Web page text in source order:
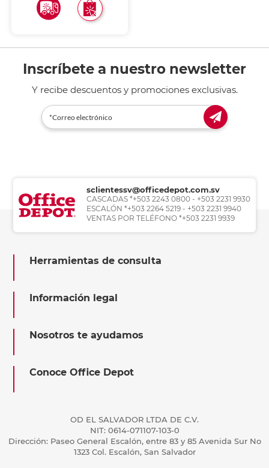
Inscríbete a nuestro newsletter
Y recibe descuentos y promociones exclusivas.
sclientessv@officedepot.com.sv
CASCADAS *+503 2243 0800 - +503 2231 9930
ESCALÓN *+503 2264 5219 - +503 2231 9940
VENTAS POR TELÉFONO *+503 2231 9939
Herramientas de consulta
Información legal
Nosotros te ayudamos
Conoce Office Depot
OD EL SALVADOR LTDA DE C.V.
NIT: 0614-071107-103-0
Dirección: Paseo General Escalón, entre 83 y 85 Avenida Sur No
1323 Col. Escalón, San Salvador